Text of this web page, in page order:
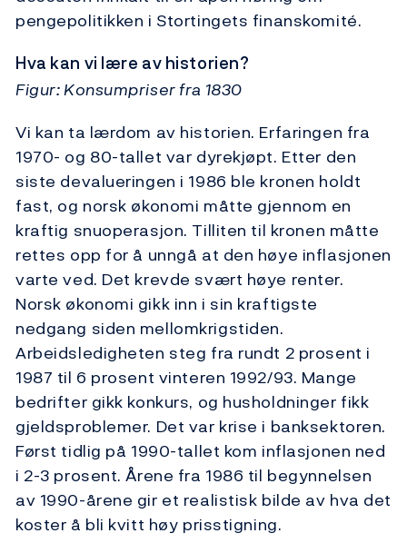
pengepolitikken i Stortingets finanskomité.
Hva kan vi lære av historien?
Figur: Konsumpriser fra 1830
Vi kan ta lærdom av historien. Erfaringen fra
1970- og 80-tallet var dyrekjøpt. Etter den
siste devalueringen i 1986 ble kronen holdt
fast, og norsk økonomi måtte gjennom en
kraftig snuoperasjon. Tilliten til kronen måtte
rettes opp for å unngå at den høye inflasjonen
varte ved. Det krevde svært høye renter.
Norsk økonomi gikk inn i sin kraftigste
nedgang siden mellomkrigstiden.
Arbeidsledigheten steg fra rundt 2 prosent i
1987 til 6 prosent vinteren 1992/93. Mange
bedrifter gikk konkurs, og husholdninger fikk
gjeldsproblemer. Det var krise i banksektoren.
Først tidlig på 1990-tallet kom inflasjonen ned
i 2-3 prosent. Årene fra 1986 til begynnelsen
av 1990-årene gir et realistisk bilde av hva det
koster å bli kvitt høy prisstigning.